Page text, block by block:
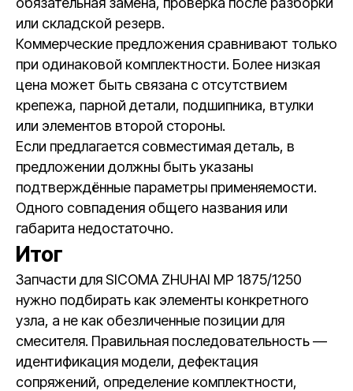
или складской резерв.
Коммерческие предложения сравнивают только
при одинаковой комплектности. Более низкая
цена может быть связана с отсутствием
крепежа, парной детали, подшипника, втулки
или элементов второй стороны.
Если предлагается совместимая деталь, в
предложении должны быть указаны
подтверждённые параметры применяемости.
Одного совпадения общего названия или
габарита недостаточно.
Итог
Запчасти для SICOMA ZHUHAI MP 1875/1250
нужно подбирать как элементы конкретного
узла, а не как обезличенные позиции для
смесителя. Правильная последовательность —
идентификация модели, дефектация
сопряжений, определение комплектности,